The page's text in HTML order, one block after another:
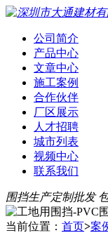
公司简介
产品中心
文章中心
施工案例
合作伙伴
厂区展示
人才招聘
城市列表
视频中心
联系我们
围挡生产定制批发
当前位置： 首页>案